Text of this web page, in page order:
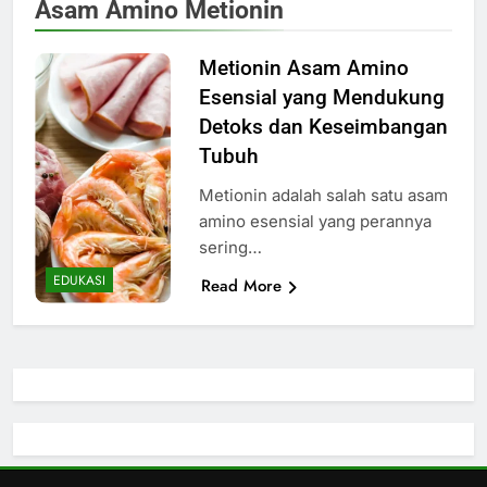
Asam Amino Metionin
EDUKASI
Metionin Asam Amino
Esensial yang Mendukung
Detoks dan Keseimbangan
Tubuh
Metionin adalah salah satu asam
amino esensial yang perannya
sering…
Read More